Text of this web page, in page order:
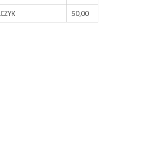
50,00